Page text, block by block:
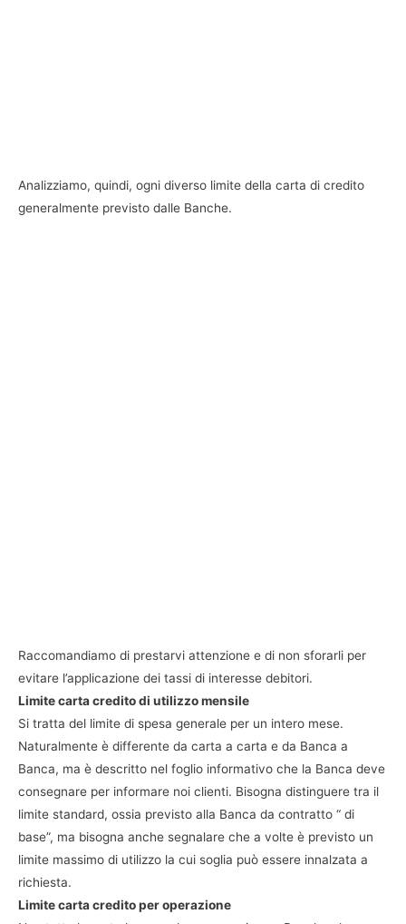
Analizziamo, quindi, ogni diverso limite della carta di credito
generalmente previsto dalle Banche.
Raccomandiamo di prestarvi attenzione e di non sforarli per
evitare l’applicazione dei tassi di interesse debitori.
Limite carta credito di utilizzo mensile
Si tratta del limite di spesa generale per un intero mese.
Naturalmente è differente da carta a carta e da Banca a
Banca, ma è descritto nel foglio informativo che la Banca deve
consegnare per informare noi clienti. Bisogna distinguere tra il
limite standard, ossia previsto alla Banca da contratto “ di
base”, ma bisogna anche segnalare che a volte è previsto un
limite massimo di utilizzo la cui soglia può essere innalzata a
richiesta.
Limite carta credito per operazione